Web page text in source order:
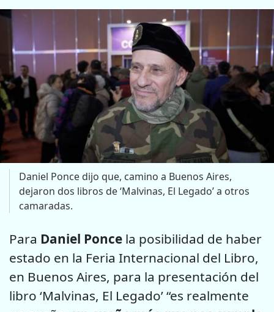
Daniel Ponce dijo que, camino a Buenos Aires,
dejaron dos libros de ‘Malvinas, El Legado’ a otros
camaradas.
Para Daniel Ponce la posibilidad de haber
estado en la Feria Internacional del Libro,
en Buenos Aires, para la presentación del
libro ‘Malvinas, El Legado’ “es realmente